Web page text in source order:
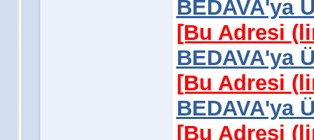
BEDAVA'ya
[Bu Adresi
BEDAVA'ya
[Bu Adresi
BEDAVA'ya
[Bu Adresi